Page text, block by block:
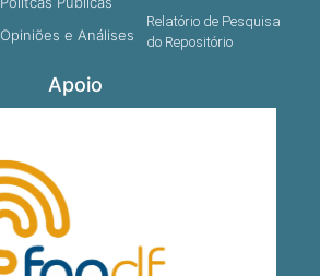
Opiniões e Análises
Relatório de Pesquisa
do Repositório
Apoio